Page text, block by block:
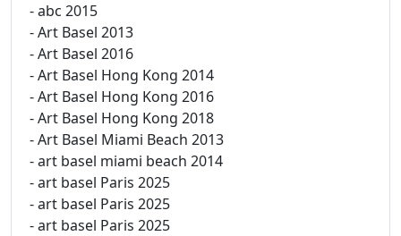
- abc 2015
- Art Basel 2013
- Art Basel 2016
- Art Basel Hong Kong 2014
- Art Basel Hong Kong 2016
- Art Basel Hong Kong 2018
- Art Basel Miami Beach 2013
- art basel miami beach 2014
- art basel Paris 2025
- art basel Paris 2025
- art basel Paris 2025